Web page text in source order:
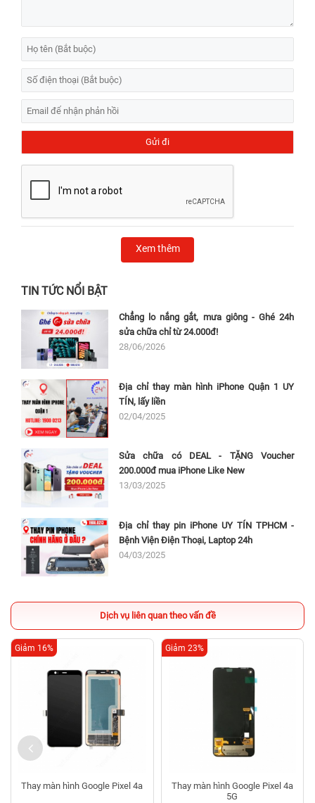
Xem thêm
TIN TỨC NỔI BẬT
Chẳng lo nắng gắt, mưa giông - Ghé 24h
sửa chữa chỉ từ 24.000đ!
28/06/2026
Địa chỉ thay màn hình iPhone Quận 1 UY
TÍN, lấy liền
02/04/2025
Sửa chữa có DEAL - TẶNG Voucher
200.000đ mua iPhone Like New
13/03/2025
Địa chỉ thay pin iPhone UY TÍN TPHCM -
Bệnh Viện Điện Thoại, Laptop 24h
04/03/2025
Dịch vụ liên quan theo vấn đề
Thay màn hình Google Pixel 4a
Giảm 16%
Thay màn hình Google Pixel 4a
5G
Giảm 23%